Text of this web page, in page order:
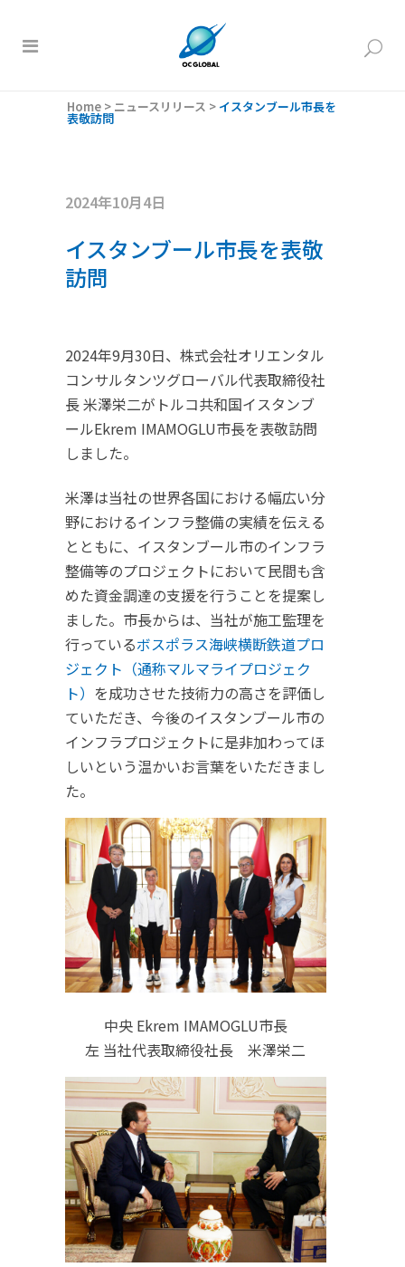
Home > ニュースリリース > イスタンブール市長を
表敬訪問
2024年10月4日
イスタンブール市長を表敬
訪問
2024年9月30日、株式会社オリエンタル
コンサルタンツグローバル代表取締役社
長 米澤栄二がトルコ共和国イスタンブ
ールEkrem IMAMOGLU市長を表敬訪問
しました。
米澤は当社の世界各国における幅広い分
野におけるインフラ整備の実績を伝える
とともに、イスタンブール市のインフラ
整備等のプロジェクトにおいて民間も含
めた資金調達の支援を行うことを提案し
ました。市長からは、当社が施工監理を
行っているボスポラス海峡横断鉄道プロ
ジェクト（通称マルマライプロジェク
ト） を成功させた技術力の高さを評価し
ていただき、今後のイスタンブール市の
インフラプロジェクトに是非加わってほ
しいという温かいお言葉をいただきまし
た。
中央 Ekrem IMAMOGLU市長
左 当社代表取締役社長 米澤栄二